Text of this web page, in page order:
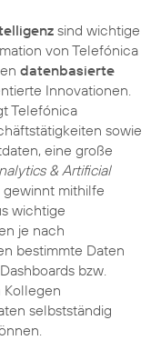
sind wichtige
von Telefónica
datenbasierte
Innovationen.
Telefónica
sowie
eine große
& Artificial
mithilfe
wichtige
je nach
bestimmte Daten
bzw.
Kollegen
selbstständig